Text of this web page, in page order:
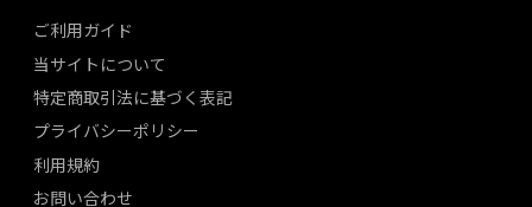
ご利用ガイド
当サイトについて
特定商取引法に基づく表記
プライバシーポリシー
利用規約
お問い合わせ